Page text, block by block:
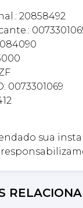
20858492
0073301069
sua